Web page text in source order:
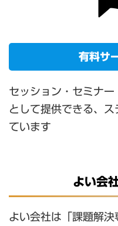
有料サ
セッション・セミナ
として提供できる、
ています
よい会
よい会社は「課題解